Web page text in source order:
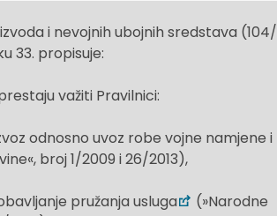
i nevojnih ubojnih sredstava (104/
33. propisuje:
važiti Pravilnici:
odnosno uvoz robe vojne namjene i
broj 1/2009 i 26/2013),
pružanja usluga
(»Narodne